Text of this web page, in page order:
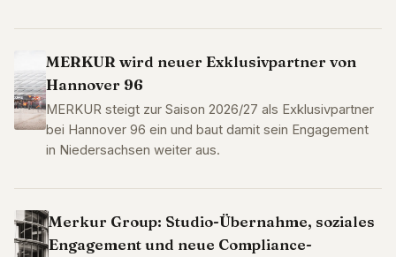
MERKUR wird neuer Exklusivpartner von
Hannover 96
MERKUR steigt zur Saison 2026/27 als Exklusivpartner
bei Hannover 96 ein und baut damit sein Engagement
in Niedersachsen weiter aus.
Merkur Group: Studio-Übernahme, soziales
Engagement und neue Compliance-